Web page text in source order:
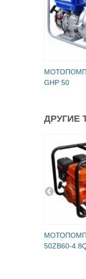
GHP 50
ДРУГИЕ
50ZB60-